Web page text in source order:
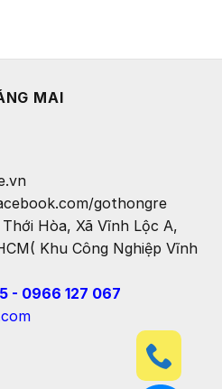
MAI
gothongre
Hòa, Xã Vĩnh Lộc A,
Khu Công Nghiệp Vĩnh
- 0966 127 067